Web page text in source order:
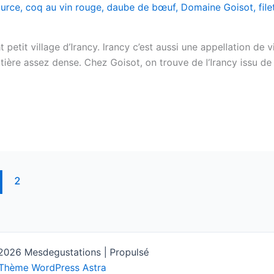
, coq au vin rouge, daube de bœuf, Domaine Goisot,
village d’Irancy. Irancy c’est aussi une appellation de
assez dense. Chez Goisot, on trouve de l’Irancy issu
2
Mesdegustations | Propulsé
WordPress Astra